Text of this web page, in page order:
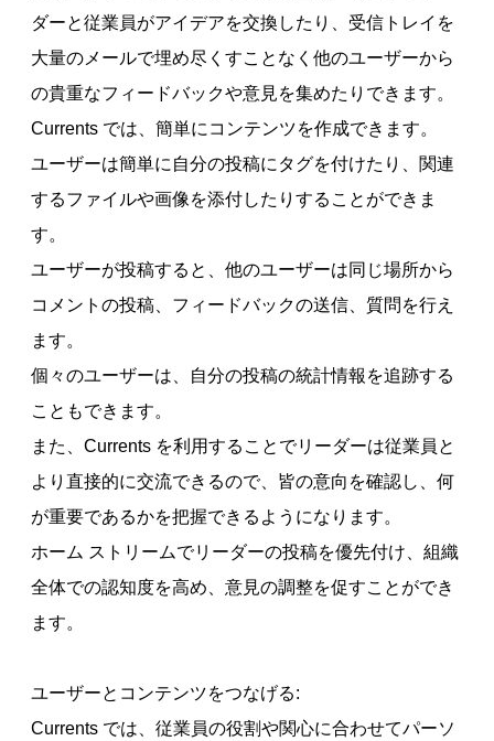
ダーと従業員がアイデアを交換したり、受信トレイを
大量のメールで埋め尽くすことなく他のユーザーから
の貴重なフィードバックや意見を集めたりできます。
Currents では、簡単にコンテンツを作成できます。
ユーザーは簡単に自分の投稿にタグを付けたり、関連
するファイルや画像を添付したりすることができま
す。
ユーザーが投稿すると、他のユーザーは同じ場所から
コメントの投稿、フィードバックの送信、質問を行え
ます。
個々のユーザーは、自分の投稿の統計情報を追跡する
こともできます。
また、Currents を利用することでリーダーは従業員と
より直接的に交流できるので、皆の意向を確認し、何
が重要であるかを把握できるようになります。
ホーム ストリームでリーダーの投稿を優先付け、組織
全体での認知度を高め、意見の調整を促すことができ
ます。
ユーザーとコンテンツをつなげる:
Currents では、従業員の役割や関心に合わせてパーソ